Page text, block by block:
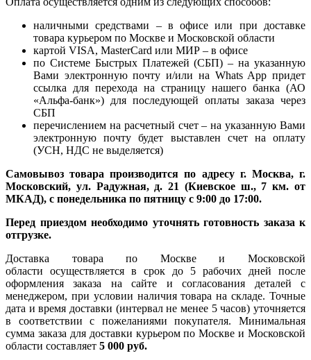
наличными средствами – в офисе или при доставке
товара курьером по Москве и Московской области
картой VISA, MasterCard или МИР – в офисе
по Системе Быстрых Платежей (СБП) – на указанную
Вами электронную почту и/или на Whats App придет
ссылка для перехода на страницу нашего банка (АО
«Альфа-банк») для последующей оплаты заказа через
СБП
перечислением на расчетный счет – на указанную Вами
электронную почту будет выставлен счет на оплату
(УСН, НДС не выделяется)
Самовывоз товара производится по адресу г. Москва, г.
Московский, ул. Радужная, д. 21 (Киевское ш., 7 км. от
МКАД), с понедельника по пятницу с 9:00 до 17:00.
Перед приездом необходимо уточнять готовность заказа к
отгрузке.
Доставка товара по Москве и Московской
области осуществляется в срок до 5 рабочих дней после
оформления заказа на сайте и согласования деталей с
менеджером, при условии наличия товара на складе. Точные
дата и время доставки (интервал не менее 5 часов) уточняется
в соответствии с пожеланиями покупателя. Минимальная
сумма заказа для доставки курьером по Москве и Московской
области составляет 5 000 руб.